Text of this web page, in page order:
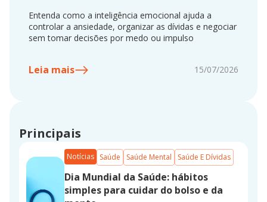
Entenda como a inteligência emocional ajuda a
controlar a ansiedade, organizar as dívidas e negociar
sem tomar decisões por medo ou impulso
Leia mais 15/07/2026
Principais
Notícias Saúde Saúde Mental Saúde E Dívidas
Dia Mundial da Saúde: hábitos
simples para cuidar do bolso e da